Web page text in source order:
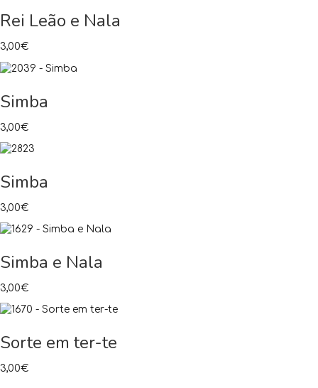
Rei Leão e Nala
3,00€
Simba
3,00€
Simba
3,00€
Simba e Nala
3,00€
Sorte em ter-te
3,00€